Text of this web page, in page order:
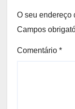
O seu endereço
Campos
Comentário *